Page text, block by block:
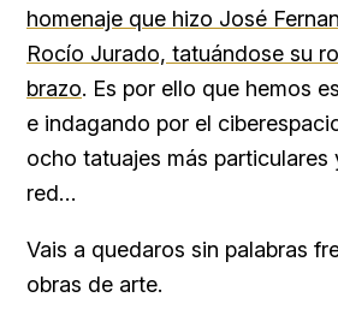
homenaje que hizo José
Rocío Jurado, tatuándose su
brazo. Es por ello que hemos
e indagando por el
ocho tatuajes más particulares
red…
Vais a quedaros sin palabras
obras de arte.